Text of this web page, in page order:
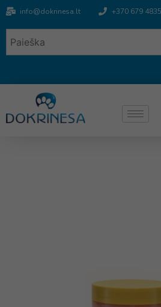
info@dokrinesa.lt +370 679